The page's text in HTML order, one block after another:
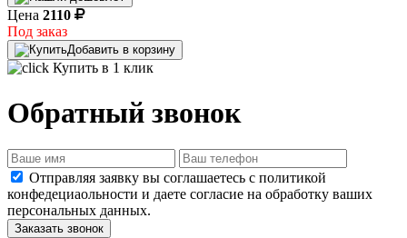
Цена 2110
Под заказ
Добавить в корзину
Купить в 1 клик
Обратный звонок
Отправляя заявку вы соглашаетесь с политикой
конфедециаольности и даете согласие на обработку ваших
персональных данных.
Заказать звонок